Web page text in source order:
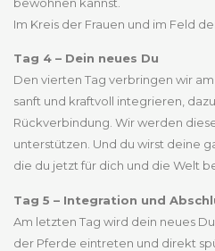
Im Kreis der Frauen und im Feld
Tag 4 – Dein neues Du
Den vierten Tag verbringen wir
sanft und kraftvoll integrieren,
Rückverbindung. Wir werden
unterstützen. Und du wirst deine
die du jetzt für dich und die Welt
Tag 5 – Integration und
Am letzten Tag wird dein neues
der Pferde eintreten und direkt